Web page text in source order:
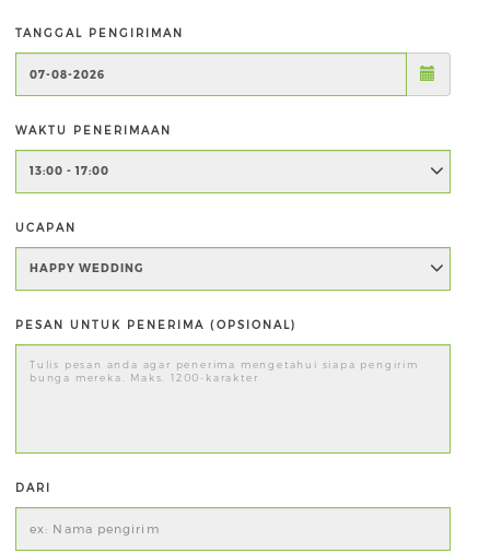
TANGGAL PENGIRIMAN
WAKTU PENERIMAAN
UCAPAN
PESAN UNTUK PENERIMA (OPSIONAL)
DARI